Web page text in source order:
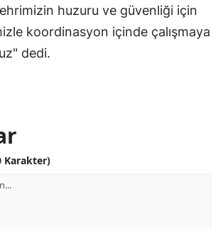
Kırşehir
Kocaeli
huzuru ve güvenliği için
koordinasyon içinde çalışmaya
dedi.
Karakter)